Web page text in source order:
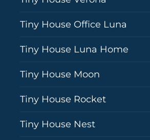
Tiny House Office Luna
Tiny House Luna Home
Tiny House Moon
Tiny House Rocket
Tiny House Nest